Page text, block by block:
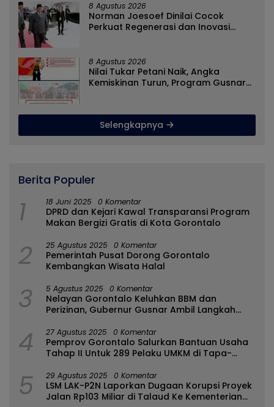
8 Agustus 2026
Norman Joesoef Dinilai Cocok
Perkuat Regenerasi dan Inovasi
8 Agustus 2026
Nilai Tukar Petani Naik, Angka
Kemiskinan Turun, Program Gusnar-
Selengkapnya
Berita Populer
1 18 Juni 2025 0 Komentar
DPRD dan Kejari Kawal Transparansi Program
Makan Bergizi Gratis di Kota Gorontalo
2 25 Agustus 2025 0 Komentar
Pemerintah Pusat Dorong Gorontalo
Kembangkan Wisata Halal
3 5 Agustus 2025 0 Komentar
Nelayan Gorontalo Keluhkan BBM dan
Perizinan, Gubernur Gusnar Ambil Langkah
4 27 Agustus 2025 0 Komentar
Pemprov Gorontalo Salurkan Bantuan Usaha
Tahap II Untuk 289 Pelaku UMKM di Tapa-
5 29 Agustus 2025 0 Komentar
LSM LAK-P2N Laporkan Dugaan Korupsi Proyek
Jalan Rp103 Miliar di Talaud Ke Kementerian